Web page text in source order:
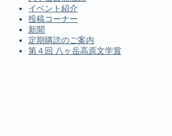
イベント紹介
投稿コーナー
新聞
定期購読のご案内
第４回 八ヶ岳高原文学賞